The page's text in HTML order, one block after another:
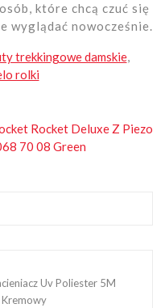
które chcą czuć się
wyglądać nowocześnie.
trekkingowe damskie,
rolki
Rocket Deluxe Z Piezo
70 08 Green
Uv Poliester 5M